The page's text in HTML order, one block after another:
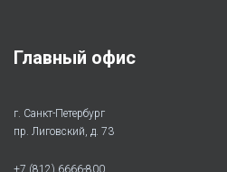
Главный офис
г. Санкт-Петербург
пр. Лиговский, д. 73